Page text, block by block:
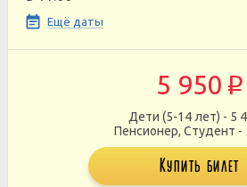
Ещё даты
5 950 p
Дети (5-14 лет) - 5
Пенсионер, Студент -
Купить билет